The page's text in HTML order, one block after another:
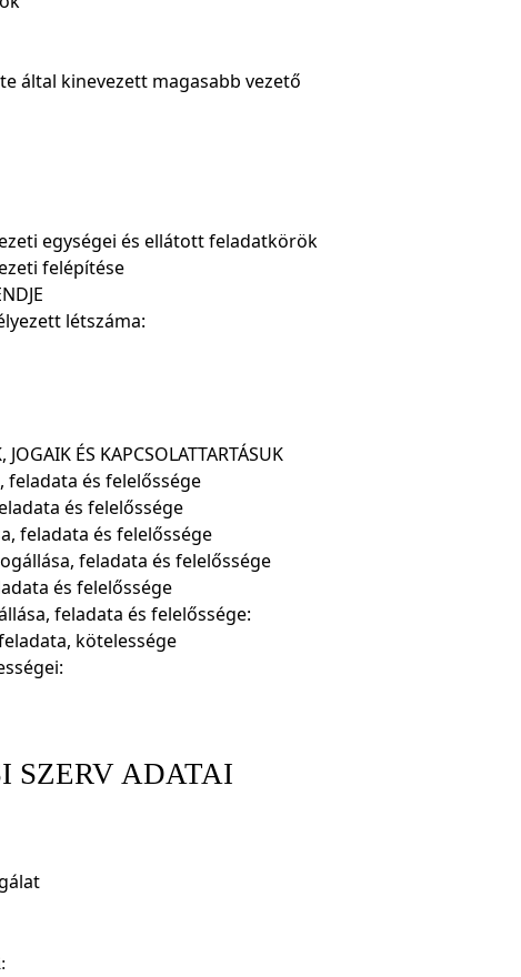
által kinevezett magasabb vezető
egységei és ellátott feladatkörök
felépítése
létszáma:
ÉS KAPCSOLATTARTÁSUK
feladata és felelőssége
és felelőssége
feladata és felelőssége
feladata és felelőssége
és felelőssége
feladata és felelőssége:
kötelessége
SZERV ADATAI